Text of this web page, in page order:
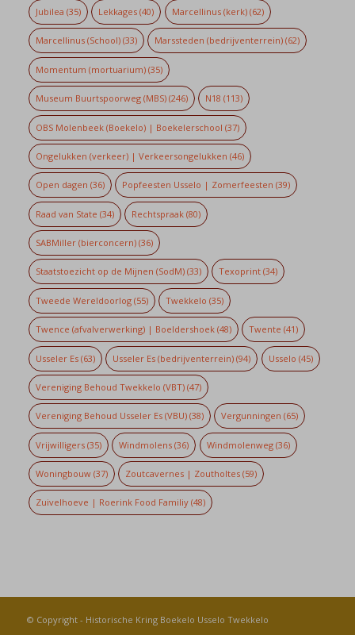
Jubilea (35) Lekkages (40) Marcellinus (kerk)(62)
Marcellinus (School)(33) Marssteden (bedrijventerrein) (62)
Momentum (mortuarium)(35)
Museum Buurtspoorweg (MBS)(246) N18 (113)
OBS Molenbeek (Boekelo) | Boekelerschool (37)
Ongelukken (verkeer) | Verkeersongelukken (46)
Open dagen (36) Popfeesten Usselo | Zomerfeesten (39)
Raad van State (34) Rechtspraak (80)
SABMiller (bierconcern)(36)
Staatstoezicht op de Mijnen (SodM)(33) Texoprint (34)
Tweede Wereldoorlog(55) Twekkelo (35)
Twence (afvalverwerking) | Boeldershoek(48) Twente (41)
Usseler Es(63) Usseler Es (bedrijventerrein) (94) Usselo (45)
Vereniging Behoud Twekkelo (VBT)(47)
Vereniging Behoud Usseler Es (VBU)(38) Vergunningen (65)
Vrijwilligers(35) Windmolens (36) Windmolenweg(36)
Woningbouw(37) Zoutcavernes | Zoutholtes (59)
Zuivelhoeve | Roerink Food Familiy(48)
© Copyright - Historische Kring Boekelo Usselo Twekkelo